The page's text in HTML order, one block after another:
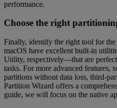
performance.
Choose the right
Finally, identify the right tool for
macOS have excellent built-in
Utility, respectively—that are
tasks. For more advanced features,
partitions without data loss, third-
Partition Wizard offers a
guide, we will focus on the native